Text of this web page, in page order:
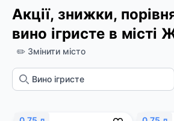
Акції, знижки,
вино ігристе в місті
✏️ Змінити місто